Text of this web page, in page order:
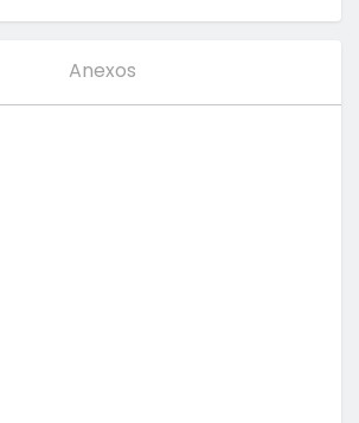
Anexos